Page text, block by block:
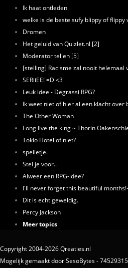
Ik haat ontleden
welke is de beste sufy blippy of
Dromen
Het geluid van Quizlet.nl [2]
Moderator tellen [5]
[stelling] Racisme zal nooit helemaal
SERiiEE! =D <3
Leuk idee - Degrassi RPG?
Ik weet niet of hier al een klacht over
The Other Woman
Long live the king ~ Thorin
Tokio Hotel of niet?
spelletje.
Stel je voor..
Alweer een RPG-idee?
I'll never forget this beautiful
Dit is echt geweldig.
Percy Jackson
Meer topics
Copyright 2004-2026 Qreaties.nl
Mogelijk gemaakt door SesoBytes -